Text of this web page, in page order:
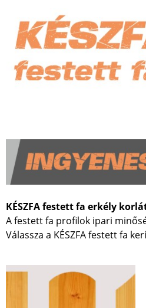
KÉSZFA festett fa erkély
A festett fa profilok ipari
Válassza a KÉSZFA festett fa